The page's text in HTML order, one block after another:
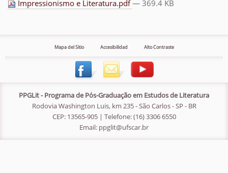
Impressionismo e Literatura.pdf— 369.4 KB
Mapa del Sitio Accesibilidad Alto Contraste
PPGLit - Programa de Pós-Graduação em Estudos de Literatura
Rodovia Washington Luis, km 235 - São Carlos - SP - BR
CEP: 13565-905 | Telefone: (16) 3306 6550
Email: ppglit@ufscar.br